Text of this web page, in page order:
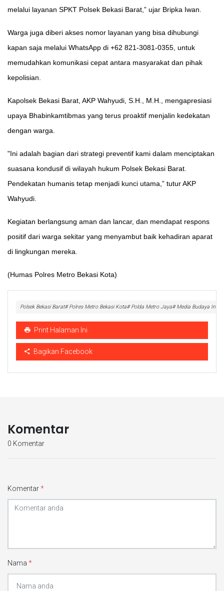
melalui layanan SPKT Polsek Bekasi Barat,” ujar Bripka Iwan.
Warga juga diberi akses nomor layanan yang bisa dihubungi
kapan saja melalui WhatsApp di +62 821-3081-0355, untuk
memudahkan komunikasi cepat antara masyarakat dan pihak
kepolisian.
Kapolsek Bekasi Barat, AKP Wahyudi, S.H., M.H., mengapresiasi
upaya Bhabinkamtibmas yang terus proaktif menjalin kedekatan
dengan warga.
"Ini adalah bagian dari strategi preventif kami dalam menciptakan
suasana kondusif di wilayah hukum Polsek Bekasi Barat.
Pendekatan humanis tetap menjadi kunci utama,” tutur AKP
Wahyudi.
Kegiatan berlangsung aman dan lancar, dan mendapat respons
positif dari warga sekitar yang menyambut baik kehadiran aparat
di lingkungan mereka.
(Humas Polres Metro Bekasi Kota)
Polsek Bekasi Barat# Polres Metro Bekasi Kota# Polda Metro Jaya# Media Budaya
Print Halaman Ini
Bagikan Facebook
Komentar
0 Komentar
Komentar*
Nama *